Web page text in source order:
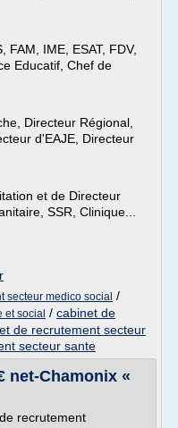
FAM, IME, ESAT, FDV,
Educatif, Chef de
Directeur Régional,
d'EAJE, Directeur
et de Directeur
SSR, Clinique...
secteur medico social /
et social / cabinet de
de recrutement secteur
secteur sante
net-Chamonix «
recrutement